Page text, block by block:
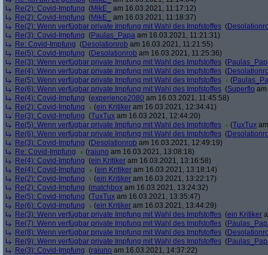
Re(2): Covid-Impfung (MikE_
am 16.03.2021, 11:17:12)
Re(2): Covid-Impfung (MikE_
am 16.03.2021, 11:18:37)
Re(2): Wenn verfügbar private Impfung mit Wahl des Impfstoffes (
Re(3): Covid-Impfung (Paulas_Papa am 16.03.2021, 11:21:31)
Re: Covid-Impfung (Desolationrob am 16.03.2021, 11:21:55)
Re(5): Covid-Impfung (Desolationrob am 16.03.2021, 11:25:36)
Re(3): Wenn verfügbar private Impfung mit Wahl des Impfstoffes (
Re(4): Wenn verfügbar private Impfung mit Wahl des Impfstoffes (
Re(5): Wenn verfügbar private Impfung mit Wahl des Impfstoffes
(
Re(6): Wenn verfügbar private Impfung mit Wahl des Impfstoffes (Superflo
Re(4): Covid-Impfung (experience2080 am 16.03.2021, 11:45:58)
Re(2): Covid-Impfung
(ein Kritiker am 16.03.2021, 12:34:41)
Re(3): Covid-Impfung (TuxTux am 16.03.2021, 12:44:20)
Re(5): Wenn verfügbar private Impfung mit Wahl des Impfstoffes
(TuxTux
Re(6): Wenn verfügbar private Impfung mit Wahl des Impfstoffes (
Re(3): Covid-Impfung (Desolationrob am 16.03.2021, 12:49:19)
Re: Covid-Impfung
(raiuno am 16.03.2021, 13:08:18)
Re(4): Covid-Impfung (ein Kritiker am 16.03.2021, 13:16:58)
Re(4): Covid-Impfung
(ein Kritiker am 16.03.2021, 13:18:14)
Re(2): Covid-Impfung
(ein Kritiker am 16.03.2021, 13:22:17)
Re(2): Covid-Impfung (matchbox am 16.03.2021, 13:24:32)
Re(5): Covid-Impfung (TuxTux am 16.03.2021, 13:35:47)
Re(6): Covid-Impfung
(ein Kritiker am 16.03.2021, 13:44:29)
Re(3): Wenn verfügbar private Impfung mit Wahl des Impfstoffes (ein Kritiker
Re(7): Wenn verfügbar private Impfung mit Wahl des Impfstoffes (
Re(8): Wenn verfügbar private Impfung mit Wahl des Impfstoffes (
Re(9): Wenn verfügbar private Impfung mit Wahl des Impfstoffes (
Re(3): Covid-Impfung (raiuno am 16.03.2021, 14:37:22)